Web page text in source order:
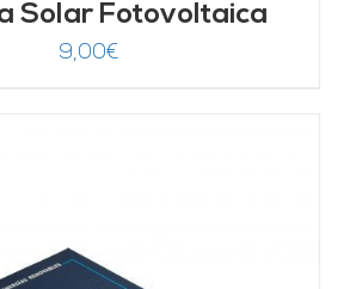
Solar Fotovoltaica
9,00€